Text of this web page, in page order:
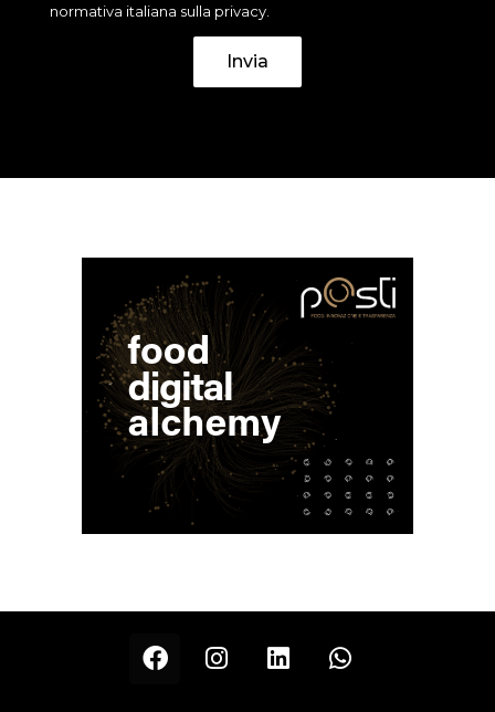
normativa italiana sulla privacy.
Invia